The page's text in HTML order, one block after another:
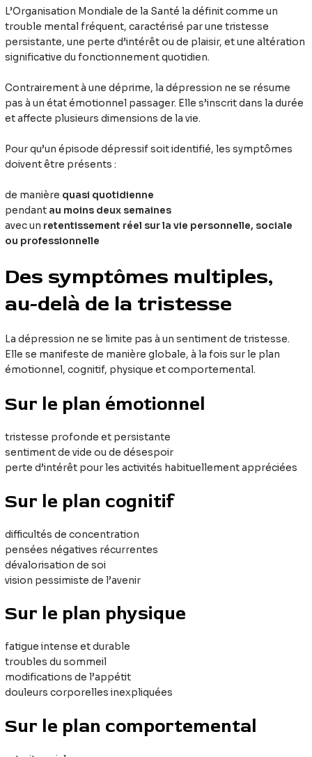
L’Organisation Mondiale de la Santé la définit comme un
trouble mental fréquent, caractérisé par une tristesse
persistante, une perte d’intérêt ou de plaisir, et une altération
significative du fonctionnement quotidien.
Contrairement à une déprime, la dépression ne se résume
pas à un état émotionnel passager. Elle s’inscrit dans la durée
et affecte plusieurs dimensions de la vie.
Pour qu’un épisode dépressif soit identifié, les symptômes
doivent être présents :
de manière quasi quotidienne
pendant au moins deux semaines
avec un retentissement réel sur la vie personnelle, sociale
ou professionnelle
Des symptômes multiples,
au-delà de la tristesse
La dépression ne se limite pas à un sentiment de tristesse.
Elle se manifeste de manière globale, à la fois sur le plan
émotionnel, cognitif, physique et comportemental.
Sur le plan émotionnel
tristesse profonde et persistante
sentiment de vide ou de désespoir
perte d’intérêt pour les activités habituellement appréciées
Sur le plan cognitif
difficultés de concentration
pensées négatives récurrentes
dévalorisation de soi
vision pessimiste de l’avenir
Sur le plan physique
fatigue intense et durable
troubles du sommeil
modifications de l’appétit
douleurs corporelles inexpliquées
Sur le plan comportemental